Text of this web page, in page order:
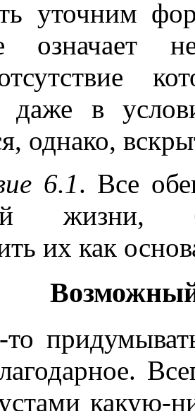
уточним
отсутствие
даже в
однако,
6.1. Все
жизни,
их как
какую-